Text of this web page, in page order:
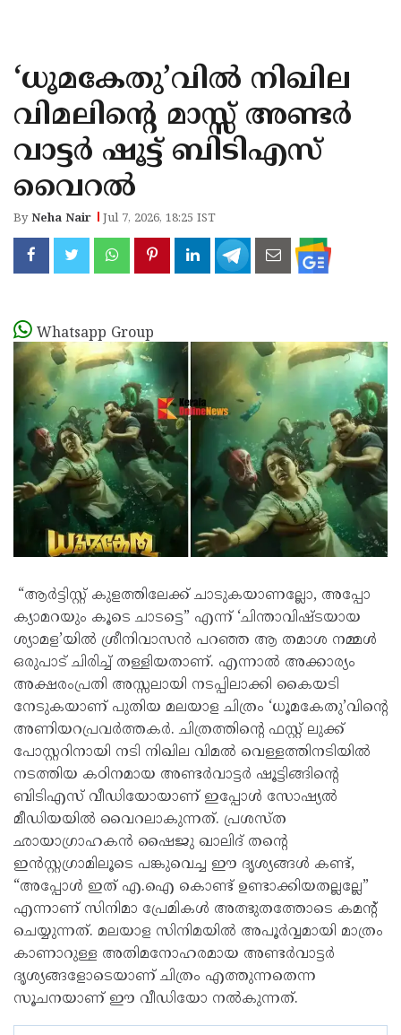
KANNUR
KASARAGOD
‘ധൂമകേതു’വിൽ നിഖില
വിമലിന്റെ മാസ്സ് അണ്ടർ
വാട്ടർ ഷൂട്ട് ബിടിഎസ്
വൈറൽ
ByNeha Nair Jul 7, 2026, 18:25 IST
Whatsapp Group
“ആർട്ടിസ്റ്റ് കുളത്തിലേക്ക് ചാടുകയാണല്ലോ, അപ്പോ
ക്യാമറയും കൂടെ ചാടട്ടെ” എന്ന് ‘ചിന്താവിഷ്ടയായ
ശ്യാമള’യിൽ ശ്രീനിവാസൻ പറഞ്ഞ ആ തമാശ നമ്മൾ
ഒരുപാട് ചിരിച്ച് തള്ളിയതാണ്. എന്നാൽ അക്കാര്യം
അക്ഷരംപ്രതി അസ്സലായി നടപ്പിലാക്കി കൈയടി
നേടുകയാണ് പുതിയ മലയാള ചിത്രം ‘ധൂമകേതു’വിന്റെ
അണിയറപ്രവർത്തകർ. ചിത്രത്തിന്റെ ഫസ്റ്റ് ലുക്ക്
പോസ്റ്ററിനായി നടി നിഖില വിമൽ വെള്ളത്തിനടിയിൽ
നടത്തിയ കഠിനമായ അണ്ടർവാട്ടർ ഷൂട്ടിങ്ങിന്റെ
ബിടിഎസ് വീഡിയോയാണ് ഇപ്പോൾ സോഷ്യൽ
മീഡിയയിൽ വൈറലാകുന്നത്. പ്രശസ്ത
ഛായാഗ്രാഹകൻ ഷൈജു ഖാലിദ് തന്റെ
ഇൻസ്റ്റഗ്രാമിലൂടെ പങ്കുവെച്ച ഈ ദൃശ്യങ്ങൾ കണ്ട്,
“അപ്പോൾ ഇത് എ.ഐ കൊണ്ട് ഉണ്ടാക്കിയതല്ലല്ലേ”
എന്നാണ് സിനിമാ പ്രേമികൾ അത്ഭുതത്തോടെ കമന്റ്
ചെയ്യുന്നത്. മലയാള സിനിമയിൽ അപൂർവ്വമായി മാത്രം
കാണാറുള്ള അതിമനോഹരമായ അണ്ടർവാട്ടർ
ദൃശ്യങ്ങളോടെയാണ് ചിത്രം എത്തുന്നതെന്ന
സൂചനയാണ് ഈ വീഡിയോ നൽകുന്നത്.